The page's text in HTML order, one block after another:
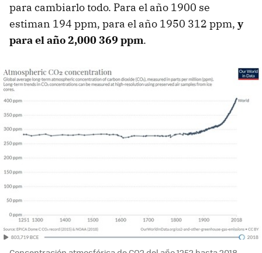
para cambiarlo todo. Para el año 1900 se
estiman 194 ppm, para el año 1950 312 ppm, y
para el año 2,000 369 ppm.